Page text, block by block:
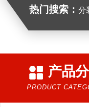
热门搜索： 分
产品
PRODUCT